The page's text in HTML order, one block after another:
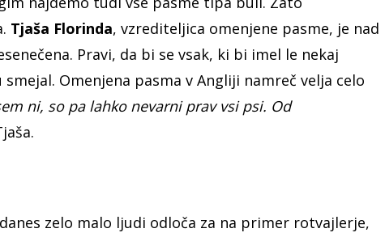
Tjaša Florinda, vzrediteljica omenjene pasme, je nad
Pravi, da bi se vsak, ki bi imel le nekaj
Omenjena pasma v Angliji namreč velja celo
ni, so pa lahko nevarni prav vsi psi. Od
zelo malo ljudi odloča za na primer rotvajlerje,